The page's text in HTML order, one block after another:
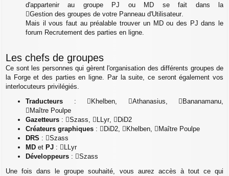
d'appartenir au groupe PJ ou MD se fait dans la
Gestion des groupes de votre Panneau d'Utilisateur.
Mais il vous faut au préalable trouver un MD ou des PJ dans le
forum Recrutement des parties en ligne.
Les chefs de groupes
Ce sont les personnes qui gèrent l'organisation des différents groupes de
la Forge et des parties en ligne. Par la suite, ce seront également vos
interlocuteurs privilégiés.
Traducteurs : Khelben Athanasius Bananamanu
Maître Poulpe
Gazetteurs : Szass LLyr,
DiD2
Créateurs graphiques : DiD2 Khelben
Maître Poulpe
DRS :
Szass
MD et PJ :
LLyr
Développeurs :
Szass
Une fois dans le groupe souhaité, vous aurez accès à tout ce qui